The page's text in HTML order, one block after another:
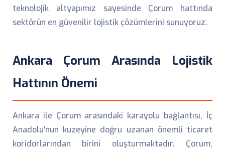
teknolojik altyapımız sayesinde Çorum hattında
sektörün en güvenilir lojistik çözümlerini sunuyoruz.
Ankara Çorum Arasında Lojistik
Hattının Önemi
Ankara ile Çorum arasındaki karayolu bağlantısı, İç
Anadolu'nun kuzeyine doğru uzanan önemli ticaret
koridorlarından birini oluşturmaktadır. Çorum,